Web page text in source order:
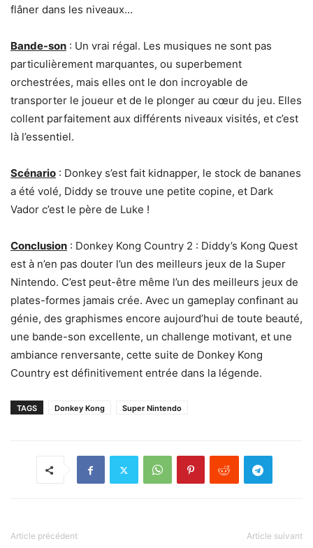
flâner dans les niveaux…
Bande-son : Un vrai régal. Les musiques ne sont pas
particulièrement marquantes, ou superbement
orchestrées, mais elles ont le don incroyable de
transporter le joueur et de le plonger au cœur du jeu. Elles
collent parfaitement aux différents niveaux visités, et c’est
là l’essentiel.
Scénario : Donkey s’est fait kidnapper, le stock de bananes
a été volé, Diddy se trouve une petite copine, et Dark
Vador c’est le père de Luke !
Conclusion : Donkey Kong Country 2 : Diddy’s Kong Quest
est à n’en pas douter l’un des meilleurs jeux de la Super
Nintendo. C’est peut-être même l’un des meilleurs jeux de
plates-formes jamais crée. Avec un gameplay confinant au
génie, des graphismes encore aujourd’hui de toute beauté,
une bande-son excellente, un challenge motivant, et une
ambiance renversante, cette suite de Donkey Kong
Country est définitivement entrée dans la légende.
TAGS Donkey Kong Super Nintendo
Article précédent Article suivant